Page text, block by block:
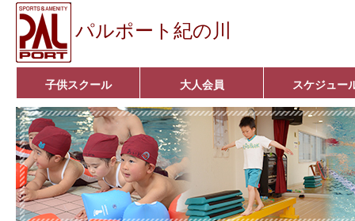
パルポート紀の川
子供スクール
ベビーコース
幼児コース
小学生コース
育成コース
選手コース
キッズパーク(体操教室)
子どもダンス教室
■入会案内■
大人会員
アクア悠々クラブ
いきいきコース
■入会案内■
スケジュー